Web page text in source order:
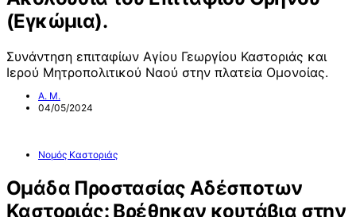
(Εγκώμια).
Συνάντηση επιταφίων Αγίου Γεωργίου Καστοριάς και
Ιερού Μητροπολιτικού Ναού στην πλατεία Ομονοίας.
Α. Μ.
04/05/2024
Νομός Καστοριάς
Ομάδα Προστασίας Αδέσποτων
Καστοριάς: Βρέθηκαν κουτάβια στην